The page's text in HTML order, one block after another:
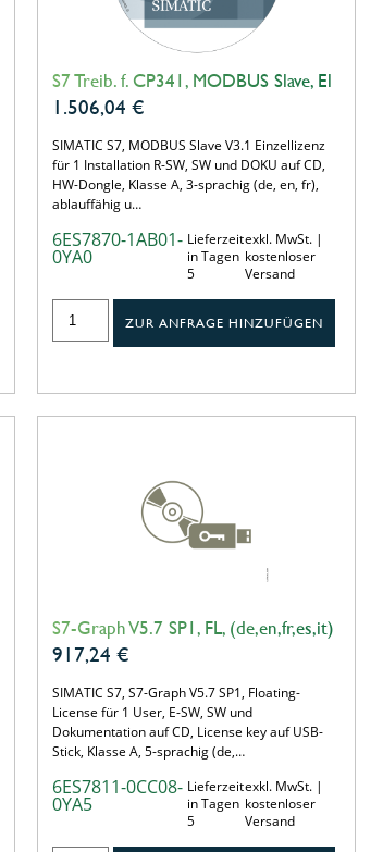
S7 Treib. f. CP341, MODBUS Slave, El
1.506,04€
SIMATIC S7, MODBUS Slave V3.1 Einzellizenz
für 1 Installation R-SW, SW und DOKU auf CD,
HW-Dongle, Klasse A, 3-sprachig (de, en, fr),
ablauffähig u…
6ES7870-1AB01-
0YA0
Lieferzeit
in Tagen
5
exkl. MwSt. |
kostenloser
Versand
ZUR ANFRAGE HINZUFÜGEN
S7-Graph V5.7 SP1, FL, (de,en,fr,es,it)
917,24€
SIMATIC S7, S7-Graph V5.7 SP1, Floating-
License für 1 User, E-SW, SW und
Dokumentation auf CD, License key auf USB-
Stick, Klasse A, 5-sprachig (de,…
6ES7811-0CC08-
0YA5
Lieferzeit
in Tagen
5
exkl. MwSt. |
kostenloser
Versand